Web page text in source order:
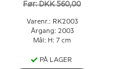
Før: DKK 560,00
Varenr.: RK2003
Årgang: 2003
Mål: H: 7 cm
PÅ LAGER